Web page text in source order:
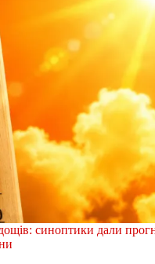
синоптики дали